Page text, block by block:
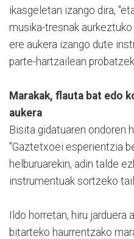
ikasgeletan izango dira,
musika-tresnak
ere aukera izango dute
parte-hartzailean
Marakak, flauta bat edo
aukera
Bisita gidatuaren ondoren
"Gaztetxoei esperientzia
helburuarekin, adin talde
instrumentuak sortzeko
Ildo horretan, hiru jarduera
bitarteko haurrentzako